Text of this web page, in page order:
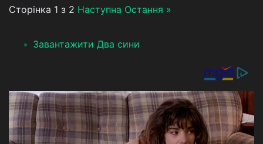
Сторінка 1 з 2 Наступна Остання »
Завантажити Два сини